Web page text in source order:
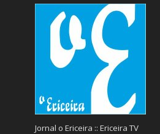
Jornal o Ericeira :: Ericeira TV